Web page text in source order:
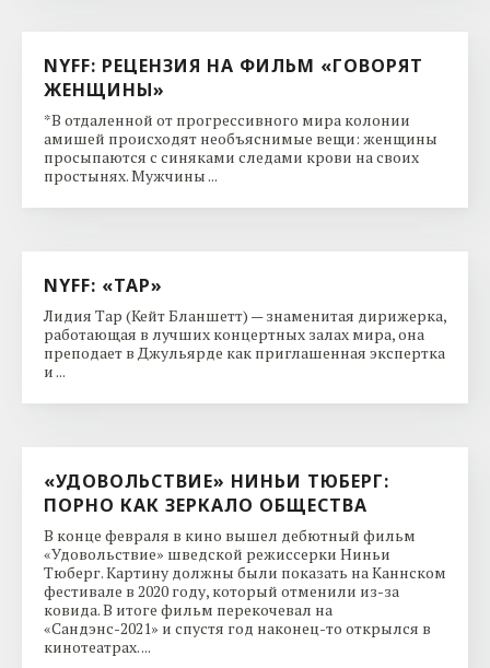
NYFF: РЕЦЕНЗИЯ НА ФИЛЬМ «ГОВОРЯТ
ЖЕНЩИНЫ»
*В отдаленной от прогрессивного мира колонии
амишей происходят необъяснимые вещи: женщины
просыпаются с синяками следами крови на своих
простынях. Мужчины ...
NYFF: «ТАР»
Лидия Тар (Кейт Бланшетт) — знаменитая дирижерка,
работающая в лучших концертных залах мира, она
преподает в Джульярде как приглашенная экспертка
и ...
«УДОВОЛЬСТВИЕ» НИНЬИ ТЮБЕРГ:
ПОРНО КАК ЗЕРКАЛО ОБЩЕСТВА
В конце февраля в кино вышел дебютный фильм
«Удовольствие» шведской режиссерки Ниньи
Тюберг. Картину должны были показать на Каннском
фестивале в 2020 году, который отменили из-за
ковида. В итоге фильм перекочевал на
«Сандэнс-2021» и спустя год наконец-то открылся в
кинотеатрах. ...